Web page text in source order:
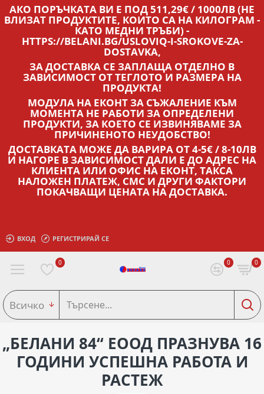
АКО ПОРЪЧКАТА ВИ Е ПОД 511,29€ / 1000ЛВ (НЕ
ВЛИЗАТ ПРОДУКТИТЕ, КОИТО СА НА КИЛОГРАМ -
КАТО МЕДНИ ТРЪБИ) -
HTTPS://BELANI.BG/USLOVIQ-I-SROKOVE-ZA-
DOSTAVKA,
ЗА ДОСТАВКА СЕ ЗАПЛАЩА ОТДЕЛНО В
ЗАВИСИМОСТ ОТ ТЕГЛОТО И РАЗМЕРА НА
ПРОДУКТА!
МОДУЛА НА ЕКОНТ ЗА СЪЖАЛЕНИЕ КЪМ
МОМЕНТА НЕ РАБОТИ ЗА ОПРЕДЕЛЕНИ
ПРОДУКТИ, ЗА КОЕТО СЕ ИЗВИНЯВАМЕ ЗА
ПРИЧИНЕНОТО НЕУДОБСТВО!
ДОСТАВКАТА МОЖЕ ДА ВАРИРА ОТ 4-5€ / 8-10ЛВ
И НАГОРЕ В ЗАВИСИМОСТ ДАЛИ Е ДО АДРЕС НА
КЛИЕНТА ИЛИ ОФИС НА ЕКОНТ, ТАКСА
НАЛОЖЕН ПЛАТЕЖ, СМС И ДРУГИ ФАКТОРИ
ПОКАЧВАЩИ ЦЕНАТА НА ДОСТАВКА.
ВХОД РЕГИСТРИРАЙ СЕ
0 0 0
Всичко
„БЕЛАНИ 84“ ЕООД ПРАЗНУВА 16
ГОДИНИ УСПЕШНА РАБОТА И
РАСТЕЖ